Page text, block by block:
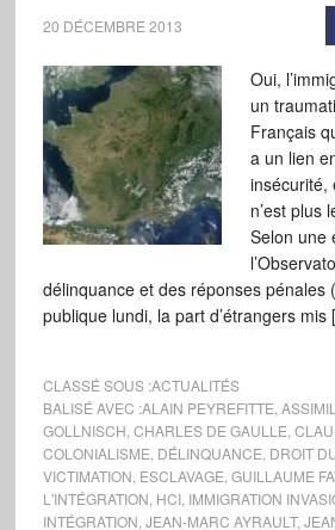
20 DÉCEMBRE 2013
Oui,
un
Français
a un lien
insécurité,
n’est plus
Selon une
délinquance et des réponses pénales
publique lundi, la part d’étrangers
CLASSÉ SOUS :ACTUALITÉS
BALISÉ AVEC :ALAIN PEYREFITTE
GOLLNISCH CHARLES DE GAULLE
COLONIALISME DÉLINQUANCE DROIT
VICTIMATION ESCLAVAGE GUILLAUME
L'INTÉGRATION HCI, IMMIGRATION
INTÉGRATION JEAN-MARC AYRAULT,